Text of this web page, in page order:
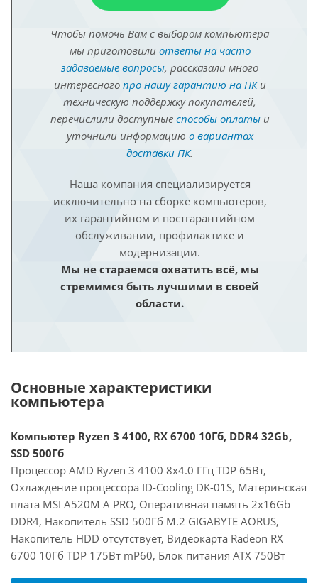
Чтобы помочь Вам с выбором компьютера
мы приготовили ответы на часто
задаваемые вопросы, рассказали много
интересного про нашу гарантию на ПКи
техническую поддержку покупателей,
перечислили доступные способы оплатыи
уточнили информацию о вариантах
доставки ПК.
Наша компания специализируется
исключительно на сборке компьютеров,
их гарантийном и постгарантийном
обслуживании, профилактике и
модернизации.
Мы не стараемся охватить всё, мы
стремимся быть лучшими в своей
области.
Основные характеристики
компьютера
Компьютер Ryzen 3 4100, RX 6700 10Гб, DDR4 32Gb,
SSD 500Гб
Процессор AMD Ryzen 3 4100 8x4.0 ГГц TDP 65Вт,
Охлаждение процессора ID-Cooling DK-01S, Материнская
плата MSI A520M A PRO, Оперативная память 2x16Gb
DDR4, Накопитель SSD 500Гб M.2 GIGABYTE AORUS,
Накопитель HDD отсутствует, Видеокарта Radeon RX
6700 10Гб TDP 175Вт mP60, Блок питания ATX 750Вт